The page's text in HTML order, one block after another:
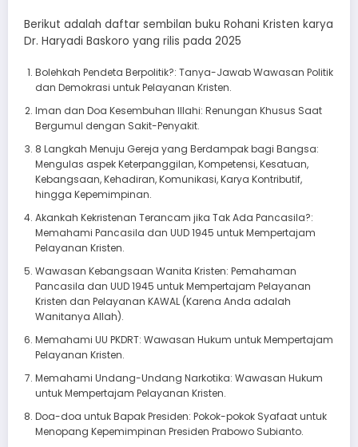
Berikut adalah daftar sembilan buku Rohani Kristen karya
Dr. Haryadi Baskoro yang rilis pada 2025
Bolehkah Pendeta Berpolitik?: Tanya-Jawab Wawasan Politik
dan Demokrasi untuk Pelayanan Kristen.
Iman dan Doa Kesembuhan Illahi: Renungan Khusus Saat
Bergumul dengan Sakit-Penyakit.
8 Langkah Menuju Gereja yang Berdampak bagi Bangsa:
Mengulas aspek Keterpanggilan, Kompetensi, Kesatuan,
Kebangsaan, Kehadiran, Komunikasi, Karya Kontributif,
hingga Kepemimpinan.
Akankah Kekristenan Terancam jika Tak Ada Pancasila?:
Memahami Pancasila dan UUD 1945 untuk Mempertajam
Pelayanan Kristen.
Wawasan Kebangsaan Wanita Kristen: Pemahaman
Pancasila dan UUD 1945 untuk Mempertajam Pelayanan
Kristen dan Pelayanan KAWAL (Karena Anda adalah
Wanitanya Allah).
Memahami UU PKDRT: Wawasan Hukum untuk Mempertajam
Pelayanan Kristen.
Memahami Undang-Undang Narkotika: Wawasan Hukum
untuk Mempertajam Pelayanan Kristen.
Doa-doa untuk Bapak Presiden: Pokok-pokok Syafaat untuk
Menopang Kepemimpinan Presiden Prabowo Subianto.